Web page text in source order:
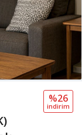
%26
i̇ndi̇ri̇m